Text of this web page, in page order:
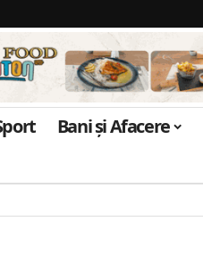
Bani și Afacere